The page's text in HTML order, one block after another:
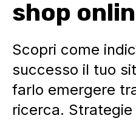
shop
Scopri come
successo il tuo
farlo emergere
ricerca. Strategie